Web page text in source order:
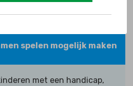
spelen mogelijk maken
met een handicap,